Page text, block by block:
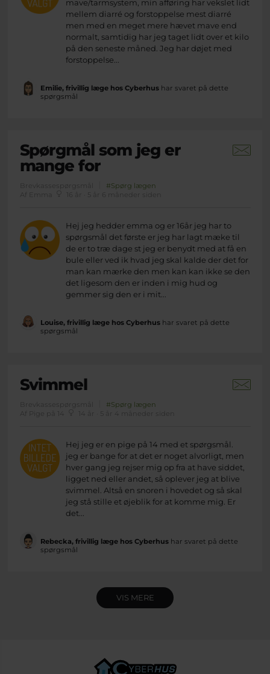
mave/tarmsystem, min afføring har vekslet lidt
mellem diarré og forstoppelse mest diarré
men med en meget mere hævet mave end
normalt, samtidig har jeg taget lidt over et kilo
på den seneste måned. Jeg har døjet med
forstoppelse...
Emilie, frivillig læge hos Cyberhushar svaret på dette
spørgsmål
Spørgmål som jeg er
mange for
Brevkassespørgsmål
#Spørg lægen
Af Emma
16 år · 5 år 6 måneder siden
Hej jeg hedder emma og er 16år jeg har to
spørgsmål det første er jeg har lagt mæke til
de er to træ dage st jeg er benydt med at få en
bule eller ved ik hvad jeg skal kalde der det for
man kan mærke den men kan kan ikke se den
det ligesom den er inden i mig hud og
gemmer sig den er i mit...
Louise, frivillig læge hos Cyberhushar svaret på dette
spørgsmål
Svimmel
Brevkassespørgsmål
#Spørg lægen
Af Pige på 14
14 år · 5 år 4 måneder siden
Hej jeg er en pige på 14 med et spørgsmål.
jeg er bange for at det er noget alvorligt, men
hver gang jeg rejser mig op fra at have siddet,
ligget ned eller andet, så oplever jeg at blive
svimmel. Altså en snoren i hovedet og så skal
jeg stå stille et øjeblik for at komme mig. Er
det...
Rebecka, frivillig læge hos Cyberhushar svaret på dette
spørgsmål
VIS MERE